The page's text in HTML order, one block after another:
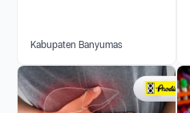
Kabupaten Banyumas